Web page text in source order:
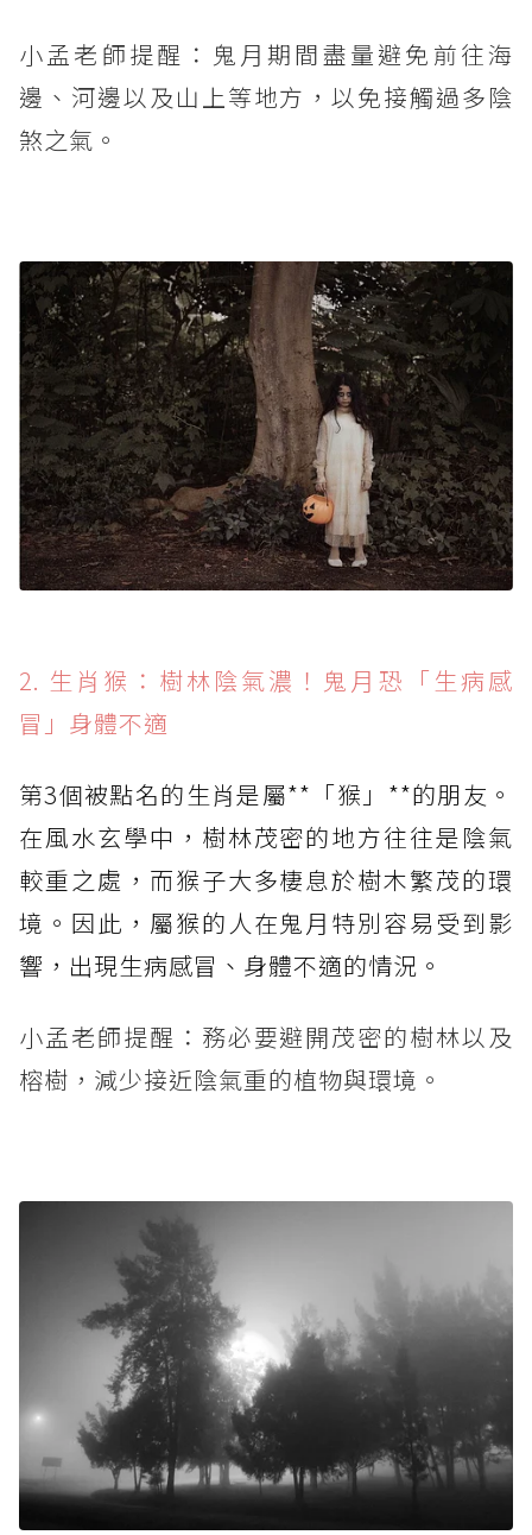
小孟老師提醒：鬼月期間盡量避免前往海
邊、河邊以及山上等地方，以免接觸過多陰
煞之氣。
2. 生肖猴：樹林陰氣濃！鬼月恐「生病感
冒」身體不適
第3個被點名的生肖是屬**「猴」**的朋友。
在風水玄學中，樹林茂密的地方往往是陰氣
較重之處，而猴子大多棲息於樹木繁茂的環
境。因此，屬猴的人在鬼月特別容易受到影
響，出現生病感冒、身體不適的情況。
小孟老師提醒：務必要避開茂密的樹林以及
榕樹，減少接近陰氣重的植物與環境。